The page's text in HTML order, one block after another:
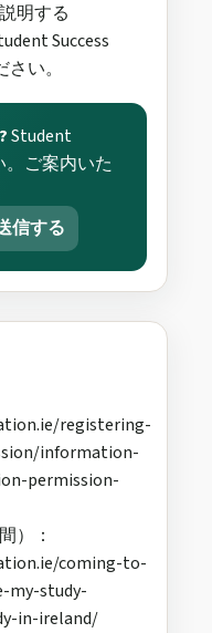
明する
Success
い。
Student
。ご案内いた
信する
registering-
information-
permission-
）：
coming-to-
my-study-
in-ireland/